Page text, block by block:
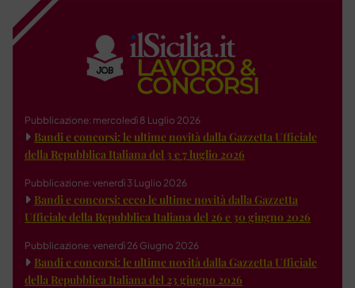
Pubblicazione: mercoledì 8 Luglio 2026
Bandi e concorsi: le ultime novità dalla Gazzetta Ufficiale
della Repubblica Italiana del 3 e 7 luglio 2026
Pubblicazione: venerdì 3 Luglio 2026
Bandi e concorsi: ecco le ultime novità dalla Gazzetta
Ufficiale della Repubblica Italiana del 26 e 30 giugno 2026
Pubblicazione: venerdì 26 Giugno 2026
Bandi e concorsi: le ultime novità dalla Gazzetta Ufficiale
della Repubblica Italiana del 23 giugno 2026